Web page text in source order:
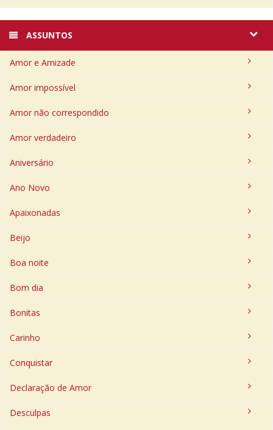
ASSUNTOS
Amor e Amizade
Amor impossível
Amor não correspondido
Amor verdadeiro
Aniversário
Ano Novo
Apaixonadas
Beijo
Boa noite
Bom dia
Bonitas
Carinho
Conquistar
Declaração de Amor
Desculpas